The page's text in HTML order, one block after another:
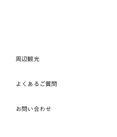
周辺観光
よくあるご質問
お問い合わせ